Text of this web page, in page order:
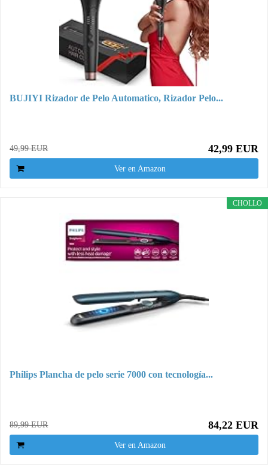
BUJIYI Rizador de Pelo Automatico, Rizador Pelo...
49,99 EUR 42,99 EUR
Ver en Amazon
CHOLLO
Philips Plancha de pelo serie 7000 con tecnología...
89,99 EUR 84,22 EUR
Ver en Amazon